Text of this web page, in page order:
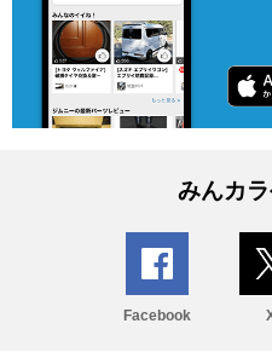
みんカ
Facebook